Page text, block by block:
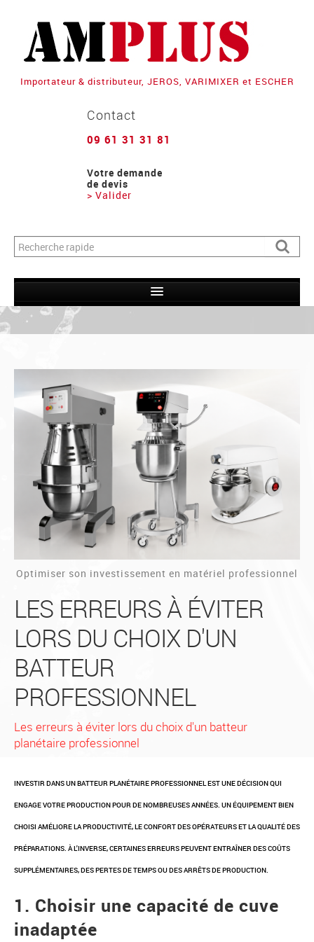
Importateur & distributeur, JEROS, VARIMIXER et ESCHER
Contact
09 61 31 31 81
Votre demande
de devis
> Valider
Formulaire de recherche
MÉLANGEUR
PETRINS
Qui sommes nous ?
SAV
Actualité
Optimiser son investissement en matériel professionnel
LES ERREURS À ÉVITER
LORS DU CHOIX D'UN
BATTEUR
PROFESSIONNEL
Les erreurs à éviter lors du choix d'un batteur
planétaire professionnel
INVESTIR DANS UN BATTEUR PLANÉTAIRE PROFESSIONNEL EST UNE DÉCISION QUI
ENGAGE VOTRE PRODUCTION POUR DE NOMBREUSES ANNÉES. UN ÉQUIPEMENT BIEN
CHOISI AMÉLIORE LA PRODUCTIVITÉ, LE CONFORT DES OPÉRATEURS ET LA QUALITÉ DES
PRÉPARATIONS. À L'INVERSE, CERTAINES ERREURS PEUVENT ENTRAÎNER DES COÛTS
SUPPLÉMENTAIRES, DES PERTES DE TEMPS OU DES ARRÊTS DE PRODUCTION.
1. Choisir une capacité de cuve
inadaptée